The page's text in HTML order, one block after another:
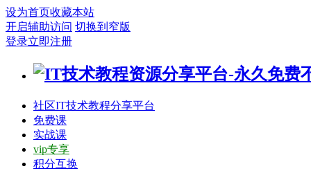
设为首页收藏本站
开启辅助访问 切换到窄版
登录立即注册
社区IT技术教程分享平台
免费课
实战课
vip专享
积分互换